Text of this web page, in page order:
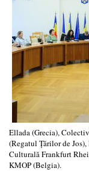
Ellada (Grecia),
(Regatul Țărilor de
Culturală Frankfurt
KMOP (Belgia).